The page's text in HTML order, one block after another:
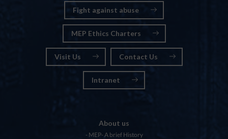
Fight against abuse
MEP Ethics Charters
Visit Us Contact Us
Intranet
About us
MEP- A brief History